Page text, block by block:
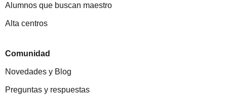
Alumnos que buscan maestro
Alta centros
Comunidad
Novedades y Blog
Preguntas y respuestas